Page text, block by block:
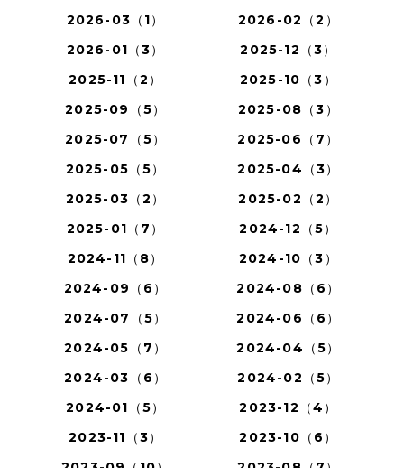
2026-03（1）
2026-02（2）
2026-01（3）
2025-12（3）
2025-11（2）
2025-10（3）
2025-09（5）
2025-08（3）
2025-07（5）
2025-06（7）
2025-05（5）
2025-04（3）
2025-03（2）
2025-02（2）
2025-01（7）
2024-12（5）
2024-11（8）
2024-10（3）
2024-09（6）
2024-08（6）
2024-07（5）
2024-06（6）
2024-05（7）
2024-04（5）
2024-03（6）
2024-02（5）
2024-01（5）
2023-12（4）
2023-11（3）
2023-10（6）